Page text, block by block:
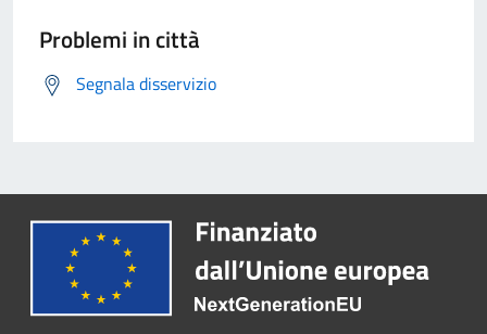
Problemi in città
Segnala disservizio